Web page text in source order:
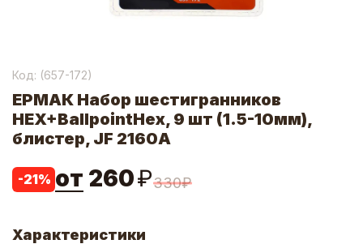
Код: (657-172)
ЕРМАК Набор шестигранников
HEX+BallpointHex, 9 шт (1.5-10мм),
блистер, JF 2160A
-21% от 260₽330₽
Характеристики